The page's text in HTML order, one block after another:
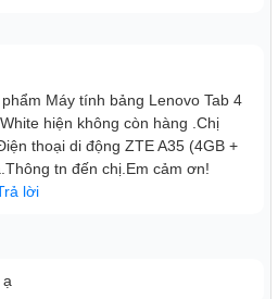
sắc cao, độ và sắc nét và chi
Máy tính bảng Lenovo Tab 4
hiện không còn hàng .Chị
thoại di động ZTE A35 (4GB +
tn đến chị.Em cảm ơn!
lời